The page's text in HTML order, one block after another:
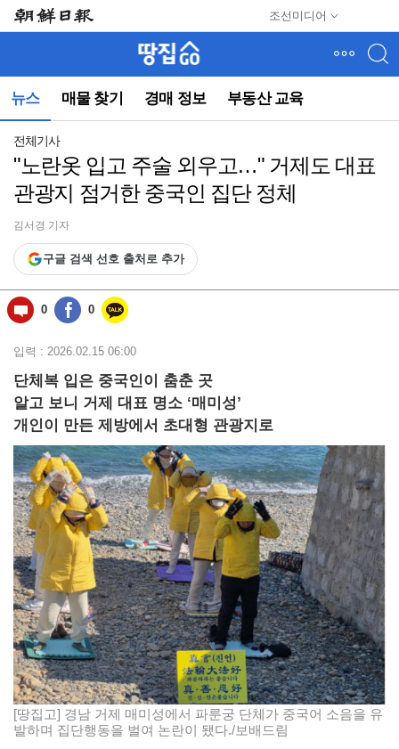
조선미디어
뉴스 매물 찾기 경매 정보 부동산 교육
뉴
(컨
동)
전체기사
"노란옷 입고 주술 외우고…" 거제도 대표
관광지 점거한 중국인 집단 정체
김서경 기자
구글 검색 선호 출처로 추가
0 0
입력 : 2026.02.15 06:00
단체복 입은 중국인이 춤춘 곳
알고 보니 거제 대표 명소 ‘매미성’
개인이 만든 제방에서 초대형 관광지로
[땅집고] 경남 거제 매미성에서 파룬궁 단체가 중국어 소음을 유
발하며 집단행동을 벌여 논란이 됐다./보배드림